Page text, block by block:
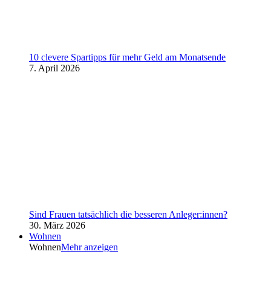
10 clevere Spartipps für mehr Geld am Monatsende
7. April 2026
Sind Frauen tatsächlich die besseren Anleger:innen?
30. März 2026
Wohnen
WohnenMehr anzeigen